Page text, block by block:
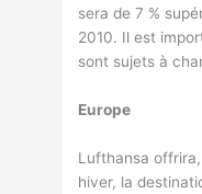
sera de 7 %
2010. Il est
sont sujets à
Europe
Lufthansa
hiver, la